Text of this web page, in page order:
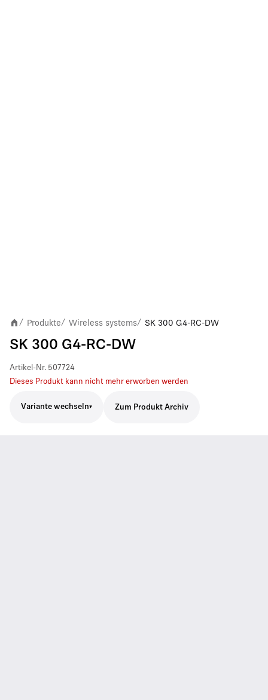
/ Produkte/ Wireless systems/ SK 300 G4-RC-DW
SK 300 G4-RC-DW
Artikel-Nr. 507724
Dieses Produkt kann nicht mehr erworben werden
Variante wechseln Zum Produkt Archiv